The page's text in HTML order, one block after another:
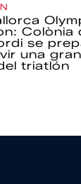
Colònia
se
una gran
triatlón